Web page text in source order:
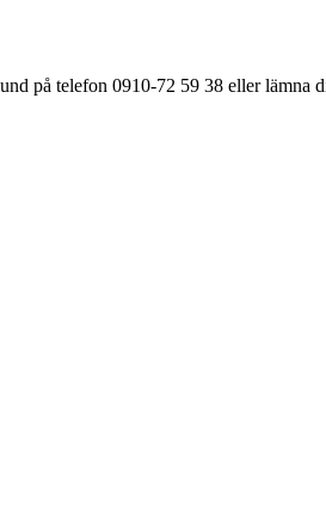
på telefon 0910-72 59 38 eller lämna